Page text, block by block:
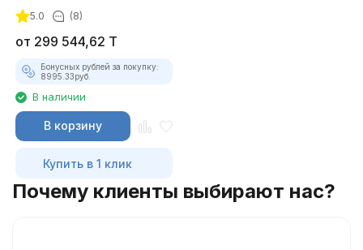
5.0 (8)
от 299 544,62 T
Бонусных рублей за покупку:
8995.33руб.
В наличии
В корзину
Купить в 1 клик
Почему клиенты выбирают нас?